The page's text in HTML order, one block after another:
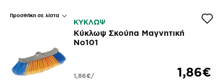
Προσθήκη σε λίστα
ΚΥΚΛΩΨ
Κύκλωψ Σκούπα Μαγνητική
Νο101
1,86€
1,86€/